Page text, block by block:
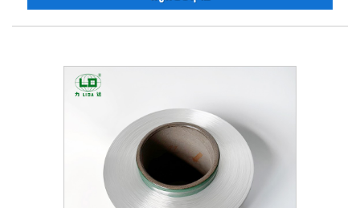
ຄຸນນະພາບຜະລິດຕະພັນທີ່ຫມັ້ນຄົງ, ຊື່ສຽງທີ່ດີ, ແລະມີສິດທີ່ຈະນໍາ